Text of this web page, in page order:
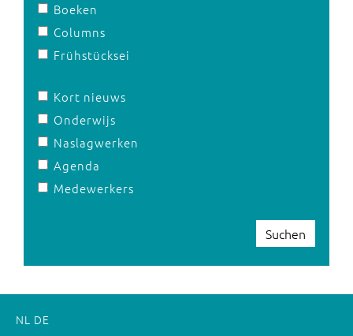
Boeken
Columns
Frühstücksei
Kort nieuws
Onderwijs
Naslagwerken
Agenda
Medewerkers
Suchen
NL DE